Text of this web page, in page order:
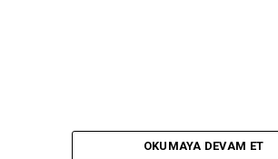
OKUMAYA DEVAM ET